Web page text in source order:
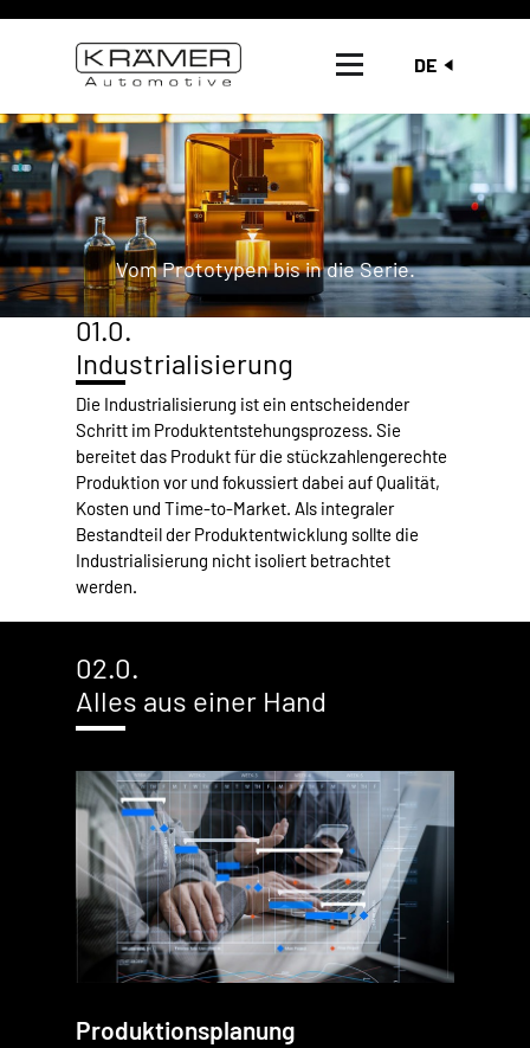
DE
Vom Prototypen bis in die Serie.
01.0.
Industrialisierung
Die Industrialisierung ist ein entscheidender
Schritt im Produktentstehungsprozess. Sie
bereitet das Produkt für die stückzahlengerechte
Produktion vor und fokussiert dabei auf Qualität,
Kosten und Time-to-Market. Als integraler
Bestandteil der Produktentwicklung sollte die
Industrialisierung nicht isoliert betrachtet
werden.
02.0.
Alles aus einer Hand
Produktionsplanung